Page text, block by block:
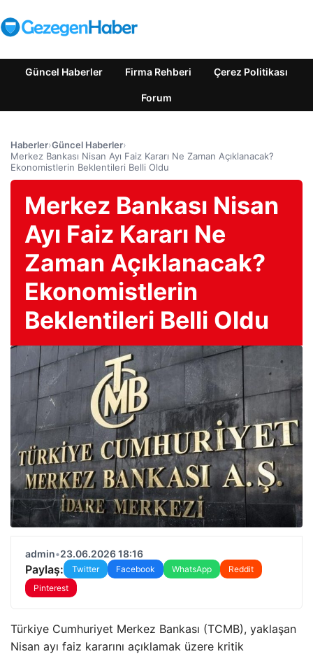
Güncel Haberler Firma Rehberi Çerez Politikası
Forum
Haberler›Güncel Haberler›
Merkez Bankası Nisan Ayı Faiz Kararı Ne Zaman Açıklanacak?
Ekonomistlerin Beklentileri Belli Oldu
Merkez Bankası Nisan
Ayı Faiz Kararı Ne
Zaman Açıklanacak?
Ekonomistlerin
Beklentileri Belli Oldu
admin•23.06.2026 18:16
Paylaş: Twitter Facebook WhatsApp
Reddit
Pinterest
Türkiye Cumhuriyet Merkez Bankası (TCMB), yaklaşan
Nisan ayı faiz kararını açıklamak üzere kritik